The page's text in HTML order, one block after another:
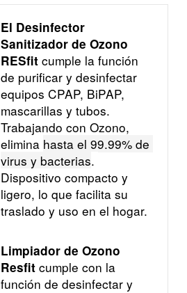
El Desinfector
Sanitizador de Ozono
RESfit cumple la función
de purificar y desinfectar
equipos CPAP, BiPAP,
mascarillas y tubos.
Trabajando con Ozono,
elimina hasta el 99.99% de
virus y bacterias.
Dispositivo compacto y
ligero, lo que facilita su
traslado y uso en el hogar.
Limpiador de Ozono
Resfit cumple con la
función de desinfectar y